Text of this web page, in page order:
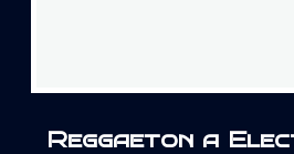
Reggaeton a